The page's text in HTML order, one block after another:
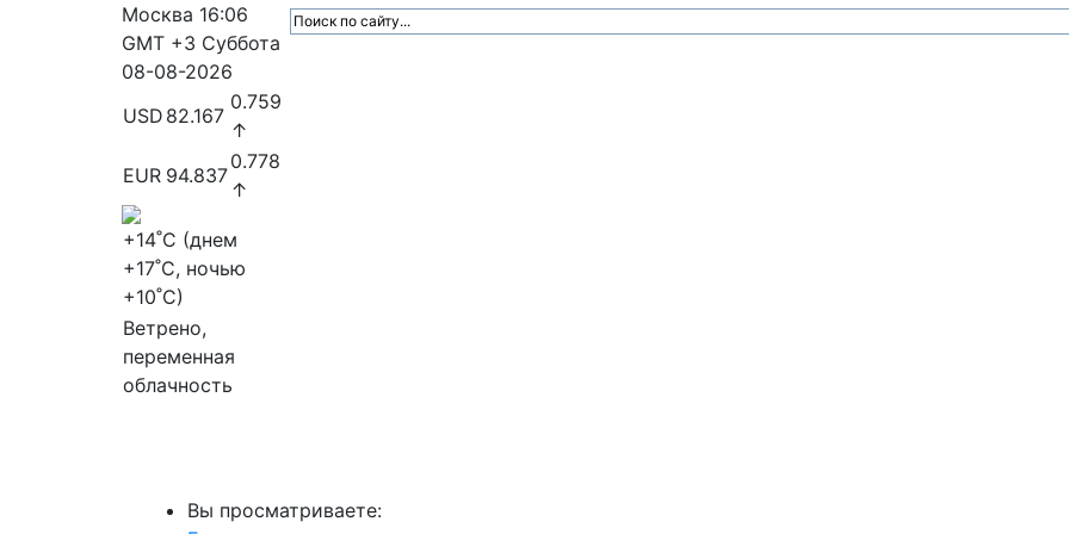
Москва 16:06
GMT +3 Суббота
08-08-2026
USD 82.167
0.759
↑
EUR 94.837
0.778
↑
+14˚C (днем
+17˚C, ночью
+10˚C)
Ветрено,
переменная
облачность
Вы просматриваете: